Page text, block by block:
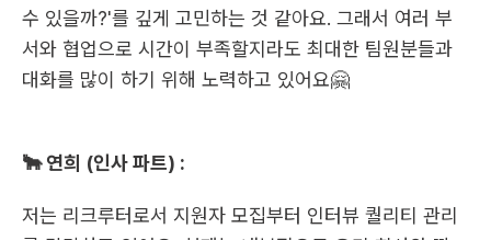
수 있을까?'를 깊게 고민하는 것 같아요. 그래서 여러 부
서와 협업으로 시간이 부족할지라도 최대한 팀원분들과
대화를 많이 하기 위해 노력하고 있어요🤗
🐂 연희 (인사 파트) :
저는 리크루터로서 지원자 모집부터 인터뷰 퀄리티 관리